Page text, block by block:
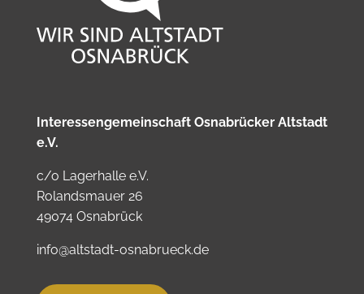
Interessengemeinschaft Osnabrücker Altstadt
e.V.
c/o Lagerhalle e.V.
Rolandsmauer 26
49074 Osnabrück
info@altstadt-osnabrueck.de